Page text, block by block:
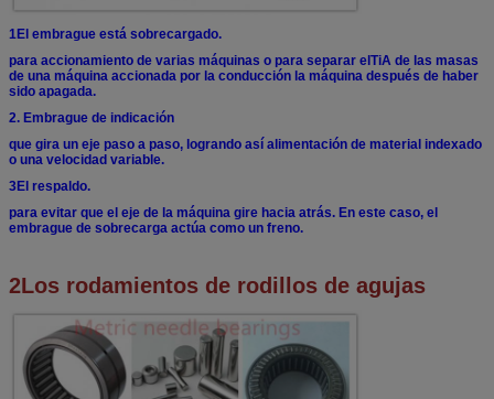
1El embrague está sobrecargado.
para accionamiento de varias máquinas o para separar el TiA de las masas
de una máquina accionada por la conducción la máquina después de haber
sido apagada.
2. Embrague de indicación
que gira un eje paso a paso, logrando así alimentación de material indexado
o una velocidad variable.
3El respaldo.
para evitar que el eje de la máquina gire hacia atrás. En este caso, el
embrague de sobrecarga actúa como un freno.
2Los rodamientos de rodillos de agujas